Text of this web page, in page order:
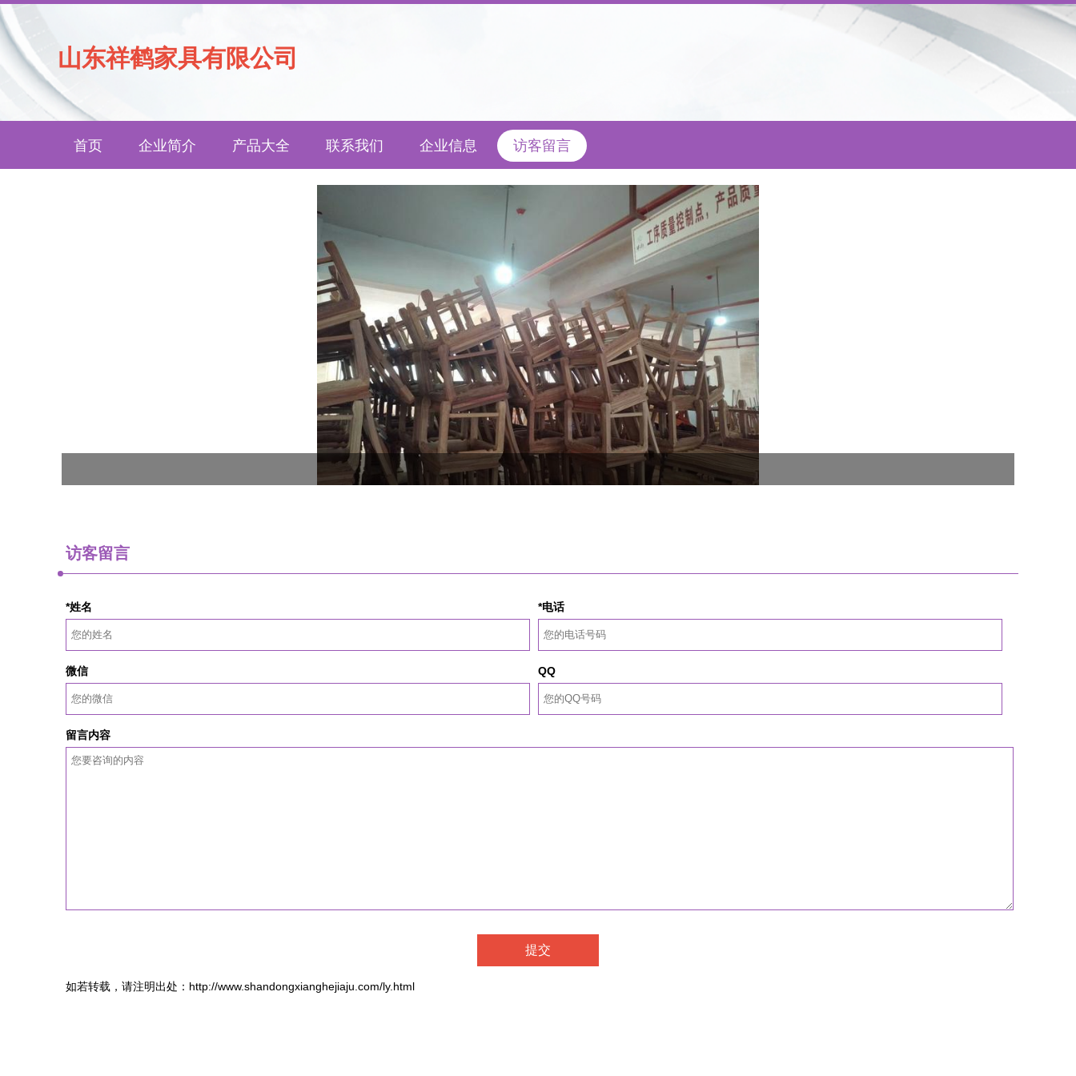
山东祥鹤家具有限公司
首页 企业简介 产品大全 联系我们 企业信息 访客留言
访客留言
*姓名 *电话
微信 QQ
留言内容
如若转载，请注明出处：http://www.shandongxianghejiaju.com/ly.html